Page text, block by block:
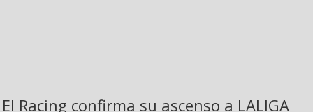
El Racing confirma su ascenso a LALIGA